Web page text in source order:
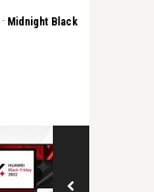
· Midnight Black